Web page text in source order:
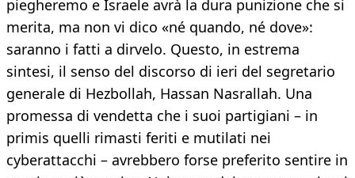
piegheremo e Israele avrà la dura punizione che si
merita, ma non vi dico «né quando, né dove»:
saranno i fatti a dirvelo. Questo, in estrema
sintesi, il senso del discorso di ieri del segretario
generale di Hezbollah, Hassan Nasrallah. Una
promessa di vendetta che i suoi partigiani – in
primis quelli rimasti feriti e mutilati nei
cyberattacchi – avrebbero forse preferito sentire in